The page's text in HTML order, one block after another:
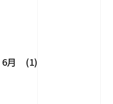
6月 (1)